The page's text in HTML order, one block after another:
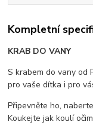
Kompletní
KRAB DO VANY
S krabem do vany od
pro vaše dítka i pro
Připevněte ho,
Koukejte jak koulí